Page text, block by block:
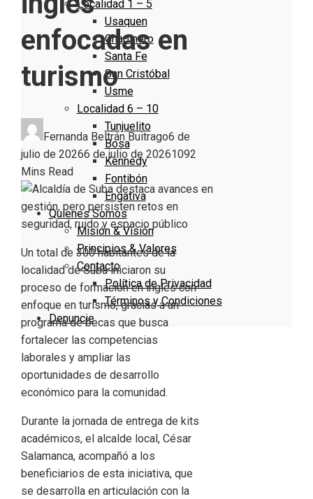
Localidad 1 – 5
Usaquen
Chapinero
Santa Fe
San Cristóbal
Usme
Localidad 6 – 10
Tunjuelito
Bosa
Kennedy
Fontibón
Engativa
Quienes Somos
Misión & Visión
Principios & Valores
Contacto
Política de Privacidad
Términos y Condiciones
Denuncie
enfocadas en
turismo
Fernanda Beltrán Buitrago6 de
julio de 20266 de julio de 20261092
Mins Read
Un total de 300 habitantes de la
localidad de Suba iniciaron su
proceso de formación en inglés con
enfoque en turismo, gracias a un
programa de becas que busca
fortalecer las competencias
laborales y ampliar las
oportunidades de desarrollo
económico para la comunidad.
Durante la jornada de entrega de kits
académicos, el alcalde local, César
Salamanca, acompañó a los
beneficiarios de esta iniciativa, que
se desarrolla en articulación con la